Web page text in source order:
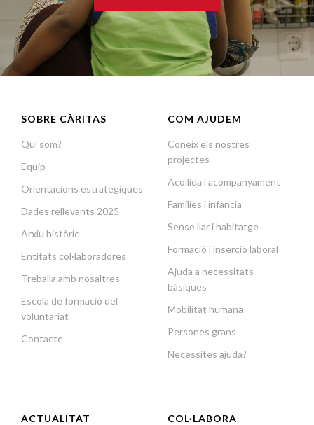
SOBRE CÀRITAS
Qui som?
Equip
Orientacions estratègiques
Dades rellevants 2025
Arxiu històric
Entitats col·laboradores
Treballa amb nosaltres
Escola de formació del
voluntariat
Contacte
COM AJUDEM
Coneix els nostres
projectes
Acollida i acompanyament
Famílies i infància
Sense llar i habitatge
Formació i inserció laboral
Ajuda a necessitats
bàsiques
Mobilitat humana
Persones grans
Necessites ajuda?
ACTUALITAT COL·LABORA